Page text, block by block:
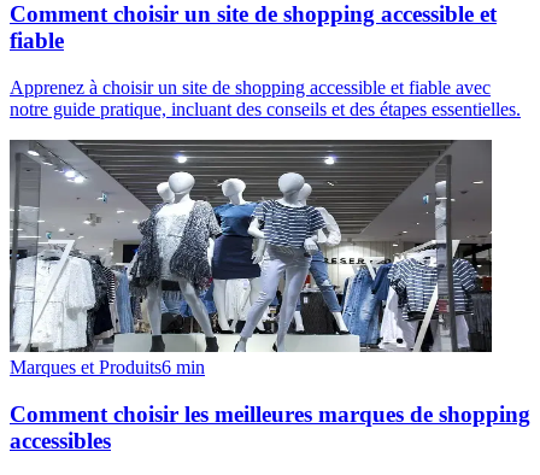
Comment choisir un site de shopping accessible et
fiable
Apprenez à choisir un site de shopping accessible et fiable avec
notre guide pratique, incluant des conseils et des étapes essentielles.
Marques et Produits6 min
Comment choisir les meilleures marques de shopping
accessibles